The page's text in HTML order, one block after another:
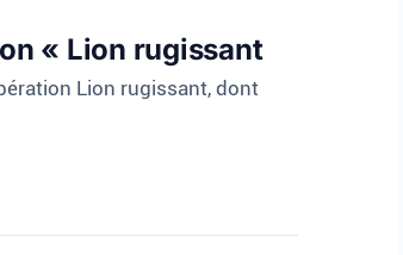
« Lion rugissant
Lion rugissant, dont